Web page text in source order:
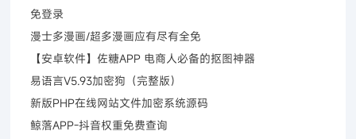
免登录
漫士多漫画/超多漫画应有尽有全免
【安卓软件】佐糖APP 电商人必备的抠图神器
易语言V5.93加密狗（完整版）
新版PHP在线网站文件加密系统源码
鲸落APP-抖音权重免费查询